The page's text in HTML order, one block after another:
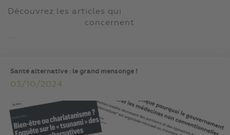
Découvrez les articles qui
concernent
...
Santé alternative : le grand mensonge !
03/10/2024